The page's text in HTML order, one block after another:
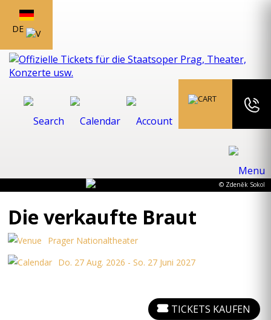
DE
© Zdeněk Sokol
Die verkaufte Braut
Prager Nationaltheater
Do. 27 Aug. 2026 - So. 27 Juni 2027
TICKETS KAUFEN